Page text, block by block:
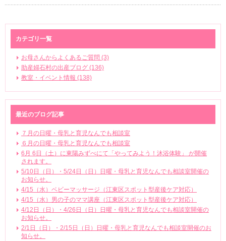
カテゴリ一覧
お母さんからよくあるご質問 (3)
助産婦石村の出産ブログ (136)
教室・イベント情報 (138)
最近のブログ記事
７月の日曜・母乳と育児なんでも相談室
６月の日曜・母乳と育児なんでも相談室
6月 6日（土）に東陽みずべにて「やってみよう！沐浴体験」 が開催
されます。
5/10日（日）・5/24日（日）日曜・母乳と育児なんでも相談室開催の
お知らせ。
4/15（水）ベビーマッサージ（江東区スポット型産後ケア対応）
4/15（水）男の子のママ講座（江東区スポット型産後ケア対応）
4/12日（日）・4/26日（日）日曜・母乳と育児なんでも相談室開催の
お知らせ。
2/1日（日）・2/15日（日）日曜・母乳と育児なんでも相談室開催のお
知らせ。